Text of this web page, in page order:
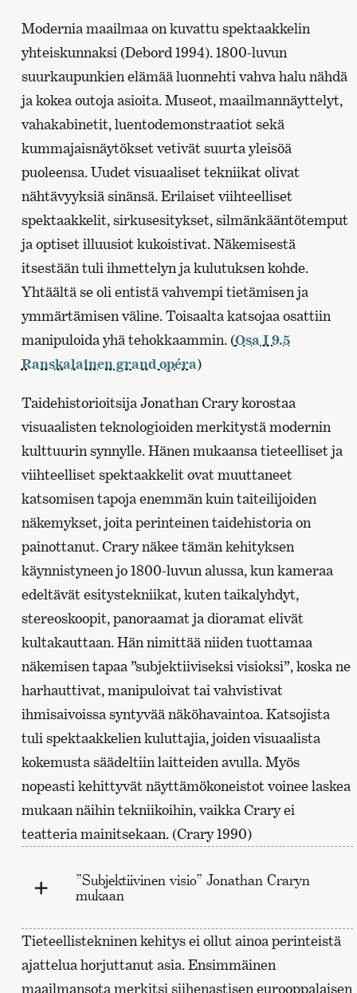
Modernia maailmaa on kuvattu spektaakkelin
yhteiskunnaksi (Debord 1994). 1800-luvun
suurkaupunkien elämää luonnehti vahva halu nähdä
ja kokea outoja asioita. Museot, maailmannäyttelyt,
vahakabinetit, luentodemonstraatiot sekä
kummajaisnäytökset vetivät suurta yleisöä
puoleensa. Uudet visuaaliset tekniikat olivat
nähtävyyksiä sinänsä. Erilaiset viihteelliset
spektaakkelit, sirkusesitykset, silmänkääntötemput
ja optiset illuusiot kukoistivat. Näkemisestä
itsestään tuli ihmettelyn ja kulutuksen kohde.
Yhtäältä se oli entistä vahvempi tietämisen ja
ymmärtämisen väline. Toisaalta katsojaa osattiin
manipuloida yhä tehokkaammin. (Osa I 9.5
Ranskalainen grand opéra)
Taidehistorioitsija Jonathan Crary korostaa
visuaalisten teknologioiden merkitystä modernin
kulttuurin synnylle. Hänen mukaansa tieteelliset ja
viihteelliset spektaakkelit ovat muuttaneet
katsomisen tapoja enemmän kuin taiteilijoiden
näkemykset, joita perinteinen taidehistoria on
painottanut. Crary näkee tämän kehityksen
käynnistyneen jo 1800-luvun alussa, kun kameraa
edeltävät esitystekniikat, kuten taikalyhdyt,
stereoskoopit, panoraamat ja dioramat elivät
kultakauttaan. Hän nimittää niiden tuottamaa
näkemisen tapaa ”subjektiiviseksi visioksi”, koska ne
harhauttivat, manipuloivat tai vahvistivat
ihmisaivoissa syntyvää näköhavaintoa. Katsojista
tuli spektaakkelien kuluttajia, joiden visuaalista
kokemusta säädeltiin laitteiden avulla. Myös
nopeasti kehittyvät näyttämökoneistot voinee laskea
mukaan näihin tekniikoihin, vaikka Crary ei
teatteria mainitsekaan. (Crary 1990)
”Subjektiivinen visio” Jonathan Craryn
mukaan
Tieteellistekninen kehitys ei ollut ainoa perinteistä
ajattelua horjuttanut asia. Ensimmäinen
maailmansota merkitsi siihenastisen eurooppalaisen